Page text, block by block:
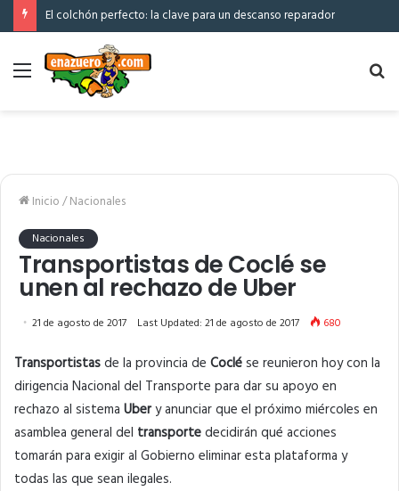
El colchón perfecto: la clave para un descanso reparador
Menú
Inicio/Nacionales
Nacionales
Transportistas de Coclé se
unen al rechazo de Uber
21 de agosto de 2017 Last Updated: 21 de agosto de 2017 680
Transportistasde la provincia de Coclése reunieron hoy con la
dirigencia Nacional del Transporte para dar su apoyo en
rechazo al sistema Ubery anunciar que el próximo miércoles en
asamblea general del transportedecidirán qué acciones
tomarán para exigir al Gobierno eliminar esta plataforma y
todas las que sean ilegales.